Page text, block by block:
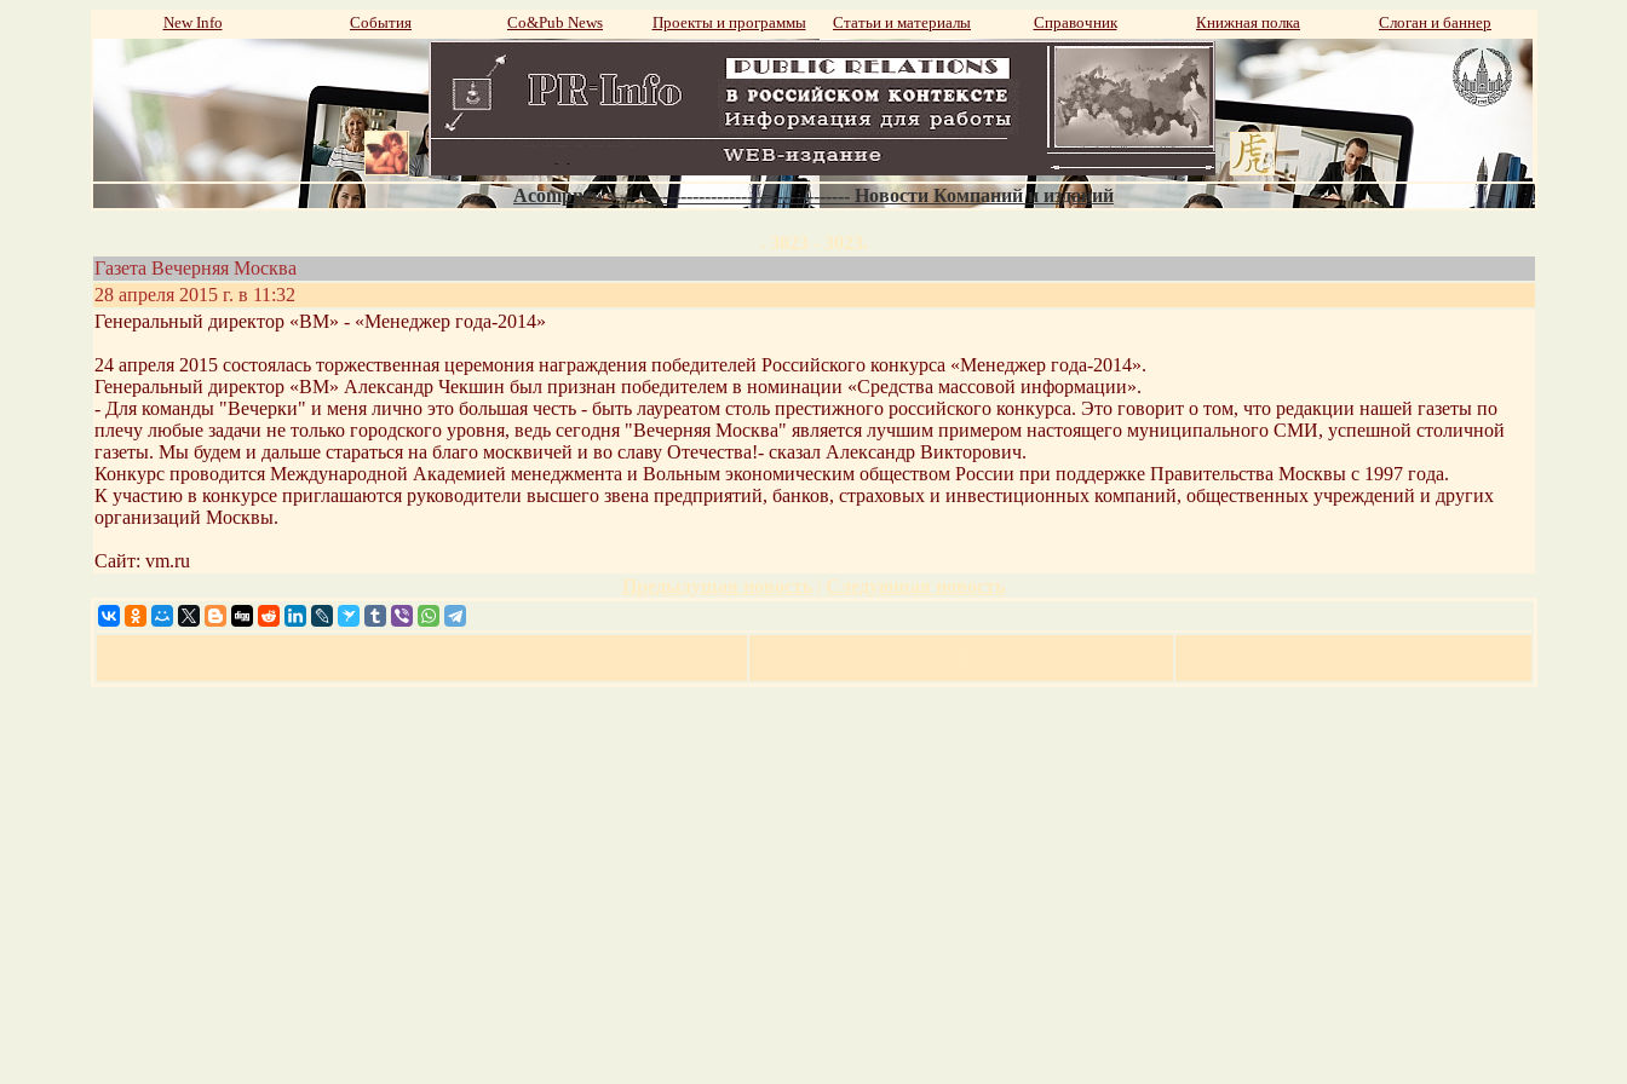
New Info События Со&Pub News Проекты и программы Статьи и материалы Справочник Книжная полка Слоган и баннер
Acompnews--------------------------------------- Новости Компаний и изданий
. 3023 - 3023.
Газета Вечерняя Москва
28 апреля 2015 г. в 11:32
Генеральный директор «ВМ» - «Менеджер года-2014»
24 апреля 2015 состоялась торжественная церемония награждения победителей Российского конкурса «Менеджер года-2014».
Генеральный директор «ВМ» Александр Чекшин был признан победителем в номинации «Средства массовой информации».
- Для команды "Вечерки" и меня лично это большая честь - быть лауреатом столь престижного российского конкурса. Это говорит о том, что редакции нашей газеты по
плечу любые задачи не только городского уровня, ведь сегодня "Вечерняя Москва" является лучшим примером настоящего муниципального СМИ, успешной столичной
газеты. Мы будем и дальше стараться на благо москвичей и во славу Отечества!- сказал Александр Викторович.
Конкурс проводится Международной Академией менеджмента и Вольным экономическим обществом России при поддержке Правительства Москвы с 1997 года.
К участию в конкурсе приглашаются руководители высшего звена предприятий, банков, страховых и инвестиционных компаний, общественных учреждений и других
организаций Москвы.
Сайт: vm.ru
Предыдущая новость | Следующая новость